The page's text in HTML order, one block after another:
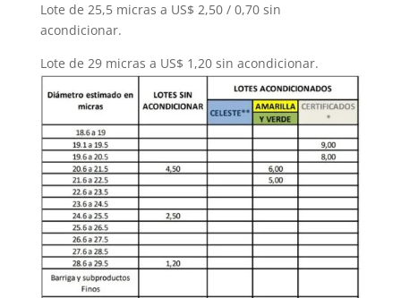
Lote de 25,5 micras a US$ 2,50 / 0,70 sin
acondicionar.
Lote de 29 micras a US$ 1,20 sin acondicionar.